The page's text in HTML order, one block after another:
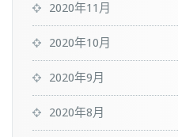
2020年11月
2020年10月
2020年9月
2020年8月